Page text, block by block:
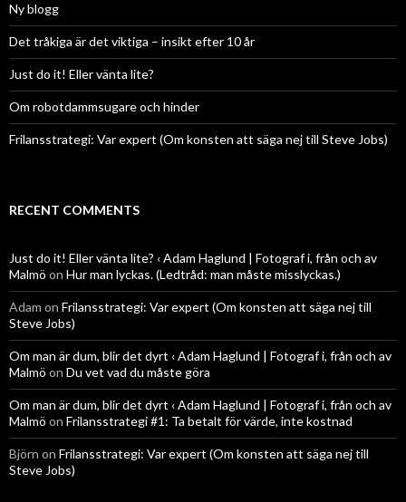
Ny blogg
Det tråkiga är det viktiga – insikt efter 10 år
Just do it! Eller vänta lite?
Om robotdammsugare och hinder
Frilansstrategi: Var expert (Om konsten att säga nej till Steve Jobs)
RECENT COMMENTS
Just do it! Eller vänta lite? ‹ Adam Haglund | Fotograf i, från och av
Malmö on Hur man lyckas. (Ledtråd: man måste misslyckas.)
Adam on Frilansstrategi: Var expert (Om konsten att säga nej till
Steve Jobs)
Om man är dum, blir det dyrt ‹ Adam Haglund | Fotograf i, från och av
Malmö on Du vet vad du måste göra
Om man är dum, blir det dyrt ‹ Adam Haglund | Fotograf i, från och av
Malmö on Frilansstrategi #1: Ta betalt för värde, inte kostnad
Björn on Frilansstrategi: Var expert (Om konsten att säga nej till
Steve Jobs)